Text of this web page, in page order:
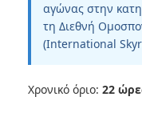
αγώνας στην
τη Διεθνή
(International
Χρονικό όριο: 22